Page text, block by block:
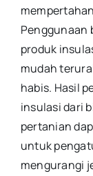
Penggunaan
produk
mudah
habis. Hasil
insulasi dari
pertanian
untuk
mengurangi